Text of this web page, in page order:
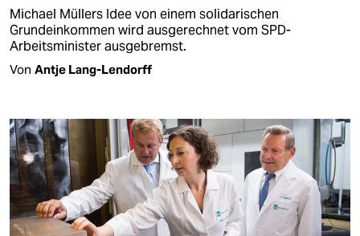
Michael Müllers Idee von einem solidarischen
Grundeinkommen wird ausgerechnet vom SPD-
Arbeitsminister ausgebremst.
Von Antje Lang-Lendorff